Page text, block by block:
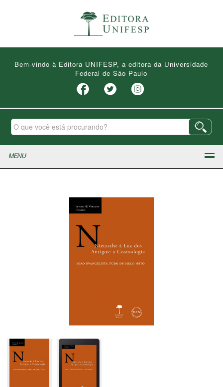
Bem-vindo à Editora UNIFESP, a editora da Universidade
Federal de São Paulo
MENU